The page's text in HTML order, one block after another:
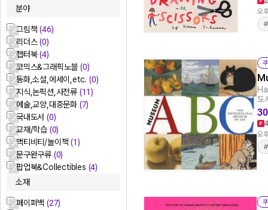
분야
그림책(46)
리더스(0)
챕터북(4)
코믹스&그래픽노블(0)
동화,소설,에세이,etc. (0)
지식,논픽션,사전류 (11)
예술,교양,대중문화 (7)
국내도서 (0)
교재/학습 (0)
액티비티/놀이책(1)
문구완구류 (0)
팝업북&Collectibles (4)
소재
페이퍼백 (27)
오
도
30
오